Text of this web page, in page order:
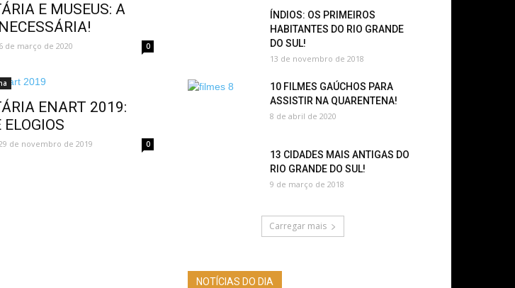
E MUSEUS: A
6 de março de 2020 0
ENART 2019:
de novembro de 2019 0
ÍNDIOS: OS PRIMEIROS
HABITANTES DO RIO GRANDE
DO SUL!
13 de novembro de 2018
10 FILMES GAÚCHOS PARA
ASSISTIR NA QUARENTENA!
8 de abril de 2020
13 CIDADES MAIS ANTIGAS DO
RIO GRANDE DO SUL!
9 de março de 2018
Carregar mais
NOTÍCIAS DO DIA